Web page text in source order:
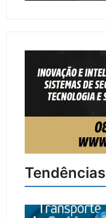
Tendências